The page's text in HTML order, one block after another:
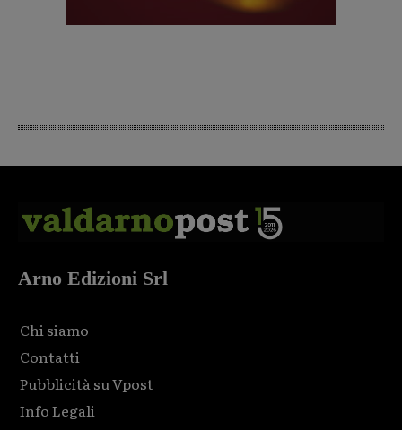
Arno Edizioni Srl
Chi siamo
Contatti
Pubblicità su Vpost
Info Legali